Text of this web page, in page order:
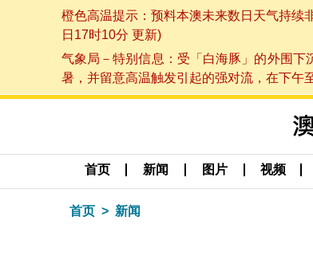
橙色高温提示：预料本澳未来数日天气持续
日17时10分 更新)
气象局－特别信息：受「白海豚」的外围
暑，并留意高温触发引起的强对流，在下午
首页 新闻 图片 视频
首页 新闻